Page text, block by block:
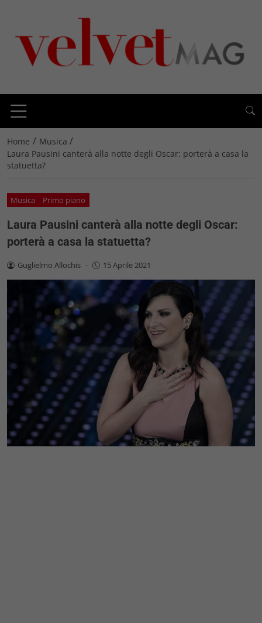
Home / Musica /
Laura Pausini canterà alla notte degli Oscar: porterà a casa la
statuetta?
Musica Primo piano
Laura Pausini canterà alla notte degli Oscar:
porterà a casa la statuetta?
Guglielmo Allochis - 15 Aprile 2021